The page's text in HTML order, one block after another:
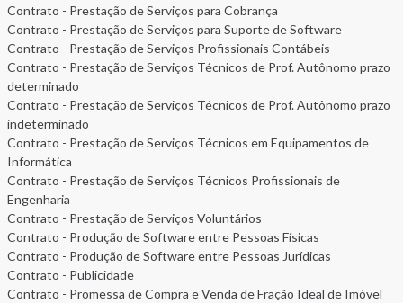
Contrato - Prestação de Serviços para Cobrança
Contrato - Prestação de Serviços para Suporte de Software
Contrato - Prestação de Serviços Profissionais Contábeis
Contrato - Prestação de Serviços Técnicos de Prof. Autônomo prazo
determinado
Contrato - Prestação de Serviços Técnicos de Prof. Autônomo prazo
indeterminado
Contrato - Prestação de Serviços Técnicos em Equipamentos de
Informática
Contrato - Prestação de Serviços Técnicos Profissionais de
Engenharia
Contrato - Prestação de Serviços Voluntários
Contrato - Produção de Software entre Pessoas Físicas
Contrato - Produção de Software entre Pessoas Jurídicas
Contrato - Publicidade
Contrato - Promessa de Compra e Venda de Fração Ideal de Imóvel